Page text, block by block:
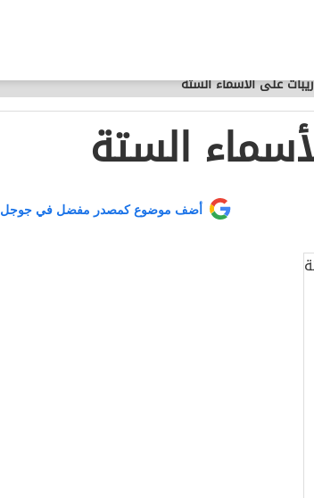
على الأسماء الستة
الستة
أضف موضوع كمصدر مفضل في جوجل